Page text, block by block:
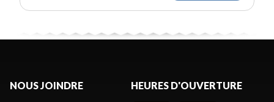
NOUS JOINDRE HEURES D'OUVERTURE